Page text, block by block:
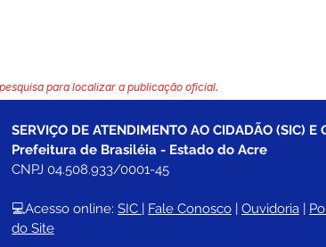
para localizar a publicação oficial.
SERVIÇO DE ATENDIMENTO AO CIDADÃO (SIC) E
Prefeitura de Brasiléia - Estado do Acre
CNPJ 04.508.933/0001-45
💻Acesso online: SIC | Fale Conosco | Ouvidoria |
do Site